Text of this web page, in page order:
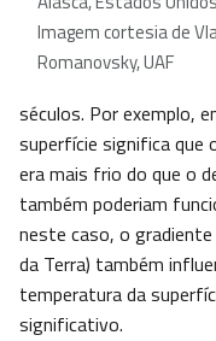
Imagem cortesia de
Romanovsky, UAF
séculos. Por exemplo,
superfície significa que
era mais frio do que o
também poderiam
neste caso, o
da Terra) também
temperatura da
significativo.